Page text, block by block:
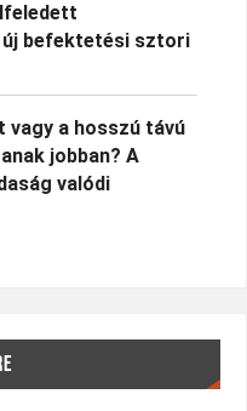
új befektetési sztori
a hosszú távú
jobban? A
valódi